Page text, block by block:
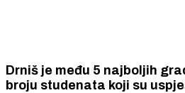
Drniš je među 5 najboljih
broju studenata koji su